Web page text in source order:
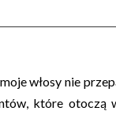
włosy nie
które otoczą